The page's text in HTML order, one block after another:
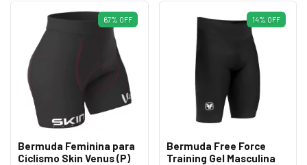
67% OFF
Bermuda Feminina para
Ciclismo Skin Venus (P)
14% OFF
Bermuda Free Force
Training Gel Masculina